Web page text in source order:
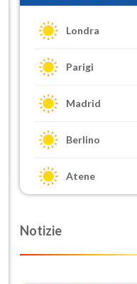
Londra
Parigi
Madrid
Berlino
Atene
Notizie